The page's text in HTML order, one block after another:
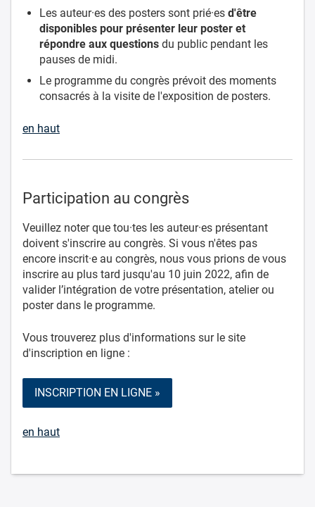
Les auteur·es des posters sont prié·es d'être
disponibles pour présenter leur poster et
répondre aux questions du public pendant les
pauses de midi.
Le programme du congrès prévoit des moments
consacrés à la visite de l'exposition de posters.
en haut
Participation au congrès
Veuillez noter que tou·tes les auteur·es présentant
doivent s'inscrire au congrès. Si vous n'êtes pas
encore inscrit·e au congrès, nous vous prions de vous
inscrire au plus tard jusqu'au 10 juin 2022, afin de
valider l’intégration de votre présentation, atelier ou
poster dans le programme.
Vous trouverez plus d'informations sur le site
d'inscription en ligne :
INSCRIPTION EN LIGNE »
en haut